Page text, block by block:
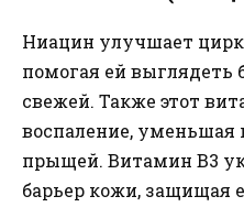
Ниацин улучшает
помогая ей выглядеть
свежей. Также этот
воспаление, уменьшая
прыщей. Витамин В3
барьер кожи, защищая